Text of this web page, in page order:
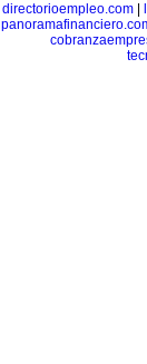
directorioempleo.com